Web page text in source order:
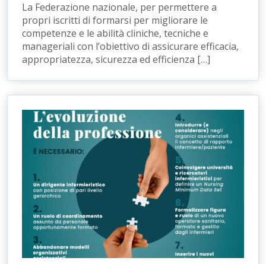
La Federazione nazionale, per permettere a
propri iscritti di formarsi per migliorare le
competenze e le abilità cliniche, tecniche e
manageriali con l’obiettivo di assicurare efficacia,
appropriatezza, sicurezza ed efficienza […]